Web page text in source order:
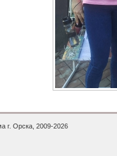
г. Орска, 2009-2026